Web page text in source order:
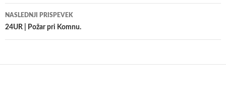
prispevkih
NASLEDNJI PRISPEVEK
24UR | Požar pri Komnu.